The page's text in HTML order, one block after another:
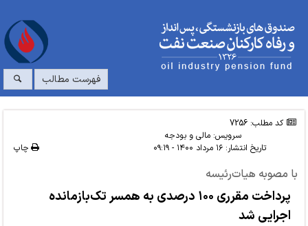
فهرست مطالب
کد مطلب: 7256
سرویس:مالی و بودجه
تاریخ انتشار: ۱۶ مرداد ۱۴۰۰ - ۰۹:۱۹ چاپ
با مصوبه هیات‌رئیسه
پرداخت مقرری ۱۰۰ درصدی به همسر تک‌بازمانده
اجرایی شد